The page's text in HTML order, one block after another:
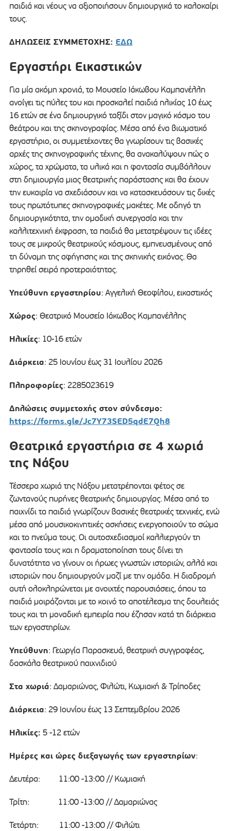
παιδιά και νέους να αξιοποιήσουν δημιουργικά το καλοκαίρι
τους.
ΔΗΛΩΣΕΙΣ ΣΥΜΜΕΤΟΧΗΣ: ΕΔΩ
Εργαστήρι Εικαστικών
Για μία ακόμη χρονιά, το Μουσείο Ιάκωβου Καμπανέλλη
ανοίγει τις πύλες του και προσκαλεί παιδιά ηλικίας 10 έως
16 ετών σε ένα δημιουργικό ταξίδι στον μαγικό κόσμο του
θεάτρου και της σκηνογραφίας. Μέσα από ένα βιωματικό
εργαστήριο, οι συμμετέχοντες θα γνωρίσουν τις βασικές
αρχές της σκηνογραφικής τέχνης, θα ανακαλύψουν πώς ο
χώρος, τα χρώματα, τα υλικά και η φαντασία συμβάλλουν
στη δημιουργία μιας θεατρικής παράστασης και θα έχουν
την ευκαιρία να σχεδιάσουν και να κατασκευάσουν τις δικές
τους πρωτότυπες σκηνογραφικές μακέτες. Με οδηγό τη
δημιουργικότητα, την ομαδική συνεργασία και την
καλλιτεχνική έκφραση, τα παιδιά θα μετατρέψουν τις ιδέες
τους σε μικρούς θεατρικούς κόσμους, εμπνευσμένους από
τη δύναμη της αφήγησης και της σκηνικής εικόνας. Θα
τηρηθεί σειρά προτεραιότητας.
Υπεύθυνη εργαστηρίου: Αγγελική Θεοφίλου, εικαστικός
Χώρος: Θεατρικό Μουσείο Ιάκωβος Καμπανέλλης
Ηλικίες: 10-16 ετών
Διάρκεια: 25 Ιουνίου έως 31 Ιουλίου 2026
Πληροφορίες: 2285023619
Δηλώσεις συμμετοχής στον σύνδεσμο:
https://forms.gle/Jc7Y73SED5qdE7Qh8
Θεατρικά εργαστήρια σε 4 χωριά
της Νάξου
Τέσσερα χωριά της Νάξου μετατρέπονται φέτος σε
ζωντανούς πυρήνες θεατρικής δημιουργίας. Μέσα από το
παιχνίδι τα παιδιά γνωρίζουν βασικές θεατρικές τεχνικές, ενώ
μέσα από μουσικοκινητικές ασκήσεις ενεργοποιούν το σώμα
και το πνεύμα τους. Οι αυτοσχεδιασμοί καλλιεργούν τη
φαντασία τους και η δραματοποίηση τους δίνει τη
δυνατότητα να γίνουν οι ήρωες γνωστών ιστοριών, αλλά και
ιστοριών που δημιουργούν μαζί με την ομάδα. Η διαδρομή
αυτή ολοκληρώνεται με ανοιχτές παρουσιάσεις, όπου τα
παιδιά μοιράζονται με το κοινό το αποτέλεσμα της δουλειάς
τους και τη μοναδική εμπειρία που έζησαν κατά τη διάρκεια
των εργαστηρίων.
Υπεύθυνη: Γεωργία Παρασκευά, θεατρική συγγραφέας,
δασκάλα θεατρικού παιχνιδιού
Στα χωριά: Δαμαριώνας, Φιλώτι, Κωμιακή & Τρίποδες
Διάρκεια: 29 Ιουνίου έως 13 Σεπτεμβρίου 2026
Ηλικίες: 5 -12 ετών
Ημέρες και ώρες διεξαγωγής των εργαστηρίων:
Δευτέρα: 11:00 -13:00 // Κωμιακή
Τρίτη: 11:00 -13:00 // Δαμαριώνας
Τετάρτη: 11:00 -13:00 // Φιλώτι